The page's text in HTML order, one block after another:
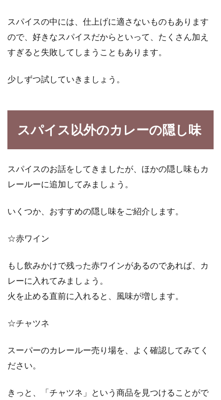
スパイスの中には、仕上げに適さないものもあります
ので、好きなスパイスだからといって、たくさん加え
すぎると失敗してしまうこともあります。
少しずつ試していきましょう。
スパイス以外のカレーの隠し味
スパイスのお話をしてきましたが、ほかの隠し味もカ
レールーに追加してみましょう。
いくつか、おすすめの隠し味をご紹介します。
☆赤ワイン
もし飲みかけで残った赤ワインがあるのであれば、カ
レーに入れてみましょう。
火を止める直前に入れると、風味が増します。
☆チャツネ
スーパーのカレールー売り場を、よく確認してみてく
ださい。
きっと、「チャツネ」という商品を見つけることがで